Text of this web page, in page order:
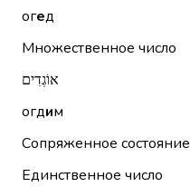
огед
Множественное число
אוֹגְדִים
огдим
Сопряженное состояние
Единственное число